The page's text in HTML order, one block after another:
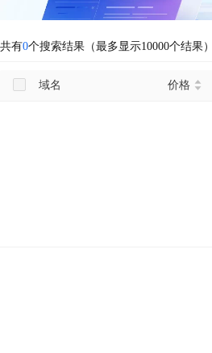
共有0个搜索结果（最多显示10000个结果）
域名 价格